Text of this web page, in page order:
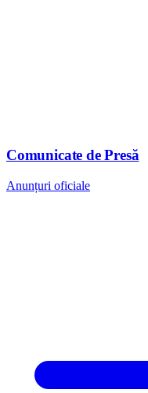
Comunicate de Presă
Anunțuri oficiale